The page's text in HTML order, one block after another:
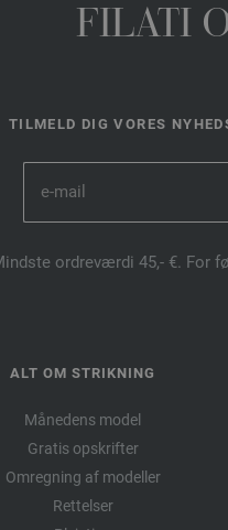
FILATI
TILMELD DIG VORES
ordreværdi 45,- €. For
ALT OM STRIKNING
Månedens model
Gratis opskrifter
Omregning af modeller
Rettelser